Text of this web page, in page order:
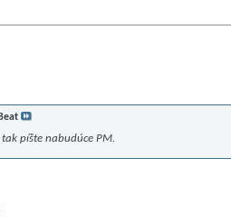
Beat
píšte nabudúce PM.